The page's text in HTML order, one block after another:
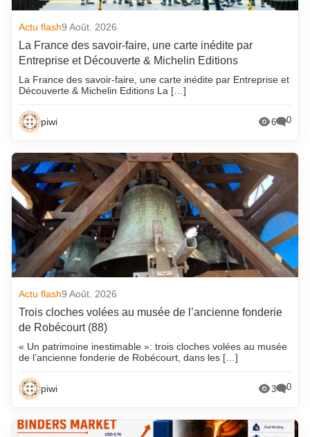
Actu flash9 Août. 2026
La France des savoir-faire, une carte inédite par
Entreprise et Découverte & Michelin Editions
La France des savoir-faire, une carte inédite par Entreprise et
Découverte & Michelin Editions La […]
piwi 6 0
Actu flash9 Août. 2026
Trois cloches volées au musée de l’ancienne fonderie
de Robécourt (88)
« Un patrimoine inestimable »: trois cloches volées au musée
de l’ancienne fonderie de Robécourt, dans les […]
piwi 3 0